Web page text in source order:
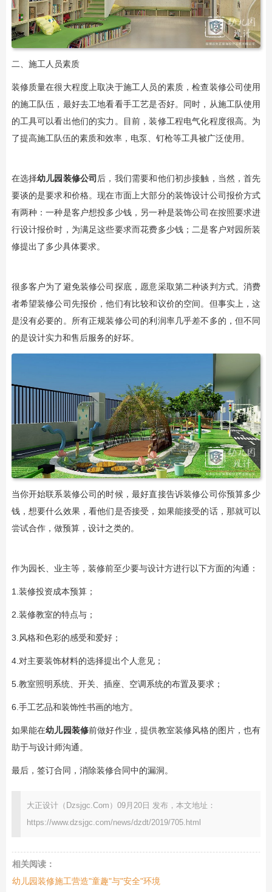
二、施工人员素质
装修质量在很大程度上取决于施工人员的素质，检查装修公司使用
的施工队伍，最好去工地看看手工艺是否好。同时，从施工队使用
的工具可以看出他们的实力。目前，装修工程电气化程度很高。为
了提高施工队伍的素质和效率，电泵、钉枪等工具被广泛使用。
在选择幼儿园装修公司 后，我们需要和他们初步接触，当然，首先
要谈的是要求和价格。现在市面上大部分的装饰设计公司报价方式
有两种：一种是客户想投多少钱，另一种是装饰公司在按照要求进
行设计报价时，为满足这些要求而花费多少钱；二是客户对园所装
修提出了多少具体要求。
很多客户为了避免装修公司探底，愿意采取第二种谈判方式。消费
者希望装修公司先报价，他们有比较和议价的空间。但事实上，这
是没有必要的。所有正规装修公司的利润率几乎差不多的，但不同
的是设计实力和售后服务的好坏。
当你开始联系装修公司的时候，最好直接告诉装修公司你预算多少
钱，想要什么效果，看他们是否接受，如果能接受的话，那就可以
尝试合作，做预算，设计之类的。
作为园长、业主等，装修前至少要与设计方进行以下方面的沟通：
1.装修投资成本预算；
2.装修教室的特点与；
3.风格和色彩的感受和爱好；
4.对主要装饰材料的选择提出个人意见；
5.教室照明系统、开关、插座、空调系统的布置及要求；
6.手工艺品和装饰性书画的地方。
如果能在幼儿园装修前做好作业，提供教室装修风格的图片，也有
助于与设计师沟通。
最后，签订合同，消除装修合同中的漏洞。
大正设计（Dzsjgc.Com）09月20日 发布，本文地址：
https://www.dzsjgc.com/news/dzdt/2019/705.html
相关阅读：
幼儿园装修施工营造"童趣"与"安全"环境